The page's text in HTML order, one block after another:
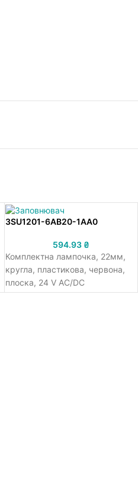
3SU1201-6AB20-1AA0
594.93 ₴
Комплектна лампочка, 22мм,
кругла, пластикова, червона,
плоска, 24 V AC/DC